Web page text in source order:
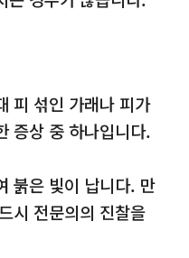
피 섞인 가래나 피가
증상 중 하나입니다.
붉은 빛이 납니다. 만
시 전문의의 진찰을